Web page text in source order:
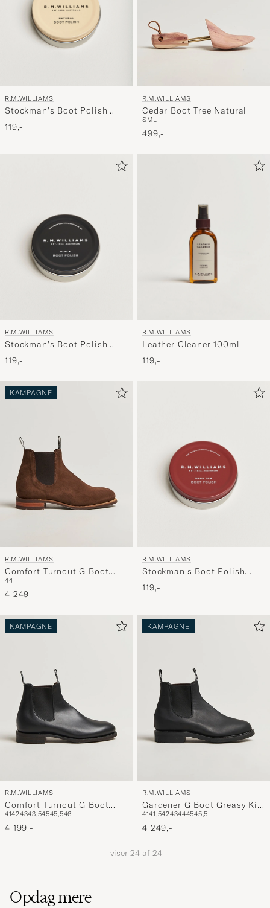
R.M.WILLIAMS
Stockman's Boot Polish
70ml Natural
119,-
R.M.WILLIAMS
Cedar Boot Tree Natural
SML
499,-
R.M.WILLIAMS
Stockman's Boot Polish
70ml Black
119,-
R.M.WILLIAMS
Leather Cleaner 100ml
119,-
KAMPAGNE
R.M.WILLIAMS
Comfort Turnout G Boot
Brown Suede
44
4 249,-
R.M.WILLIAMS
Stockman's Boot Polish
70ml Dark Tan
119,-
KAMPAGNE
R.M.WILLIAMS
Comfort Turnout G Boot
Yearling Black
41424343,54545,546
4 199,-
KAMPAGNE
R.M.WILLIAMS
Gardener G Boot Greasy Kip
Black
4141,54243444545,5
4 249,-
viser 24 af 24
Opdag mere